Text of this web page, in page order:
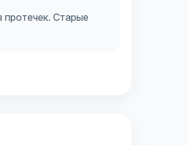
протечек. Старые